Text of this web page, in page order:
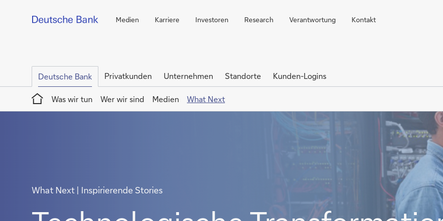
Medien Karriere Investoren Research Verantwortung Kontakt
Deutsche Bank Privatkunden Unternehmen Standorte
Kunden-Logins
Home
Was wir tun
Wer wir sind Medien What Next
What Next | Inspirierende Stories